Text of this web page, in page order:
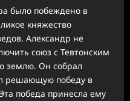
было побеждено в
княжество
Александр не
союз с Тевтонским
землю. Он собрал
решающую победу в
победа принесла ему